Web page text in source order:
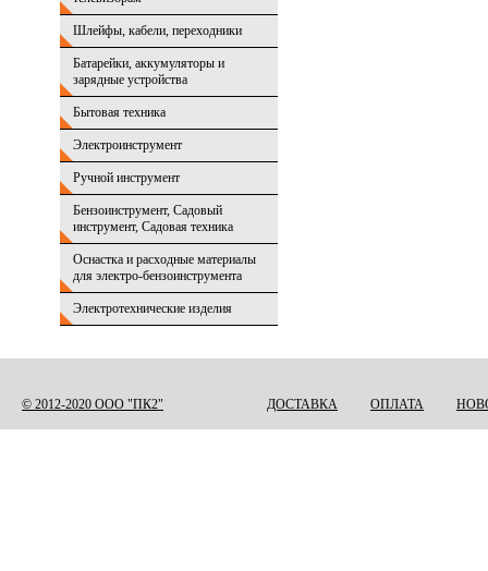
Шлейфы, кабели, переходники
Батарейки, аккумуляторы и
зарядные устройства
Бытовая техника
Электроинструмент
Ручной инструмент
Бензоинструмент, Садовый
инструмент, Садовая техника
Оснастка и расходные материалы
для электро-бензоинструмента
Электротехнические изделия
© 2012-2020 ООО "ПК2" ДОСТАВКА ОПЛАТА